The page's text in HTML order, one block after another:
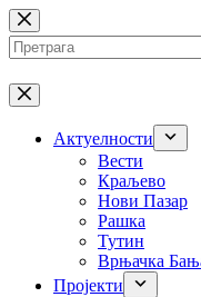
Skip
to
content
No
results
Актуелности
Вести
Краљево
Нови Пазар
Рашка
Тутин
Врњачка
Пројекти